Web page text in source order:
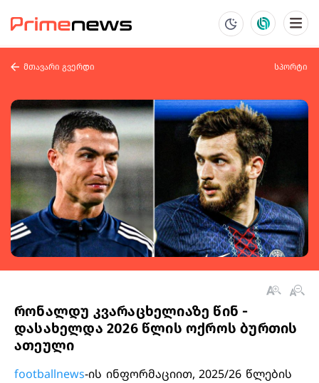
მთავარი გვერდი სპორტი
რონალდუ კვარაცხელიაზე წინ -
დასახელდა 2026 წლის ოქროს ბურთის
ათეული
footballnews-ის ინფორმაციით, 2025/26 წლების